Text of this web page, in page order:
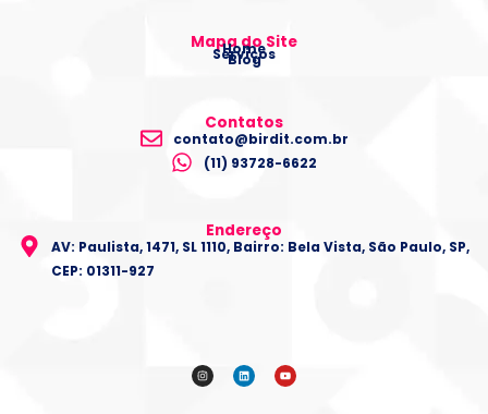
Mapa do Site
Home
Serviços
Blog
Contatos
contato@birdit.com.br
(11) 93728-6622
Endereço
AV: Paulista, 1471, SL 1110, Bairro: Bela Vista, São Paulo, SP,
CEP: 01311-927
I
n
s
L
i
n
Y
o
u